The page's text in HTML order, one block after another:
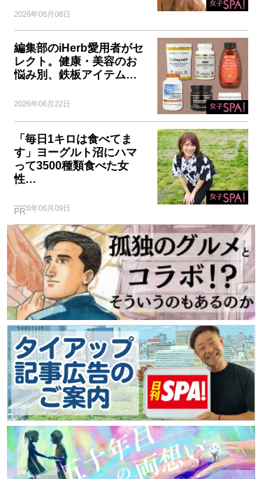
2026年08月08日
編集部のiHerb愛用者がセ
レクト。健康・美容のお
悩み別、鉄板アイテム…
2026年06月22日
「毎日1キロは食べてま
す」ヨーグルト沼にハマ
って3500種類食べた女
性…
2026年06月09日
PR